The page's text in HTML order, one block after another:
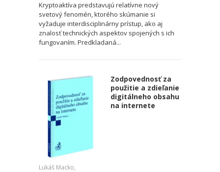
Kryptoaktíva predstavujú relatívne nový
svetový fenomén, ktorého skúmanie si
vyžaduje interdisciplinárny prístup, ako aj
znalosť technických aspektov spojených s ich
fungovaním. Predkladaná...
Zodpovednosť za
použitie a zdieľanie
digitálneho obsahu
na internete
Lukáš Macko,